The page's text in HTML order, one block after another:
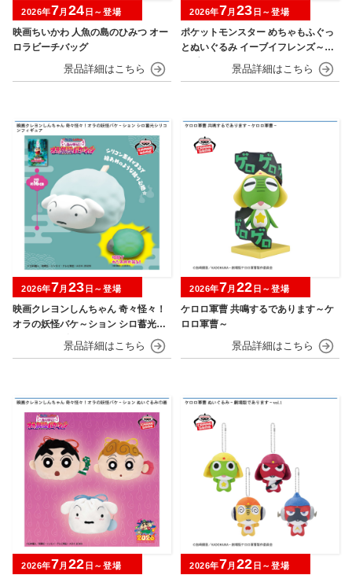
映画ちいかわ 人魚の島のひみつ オー
ロラビーチバッグ
2026年7月 24 日～登場
ポケットモンスター めちゃもふぐっ
とぬいぐるみ イーブイフレンズ～イ
ーブイ～おひるねver.
2026年7月 23 日～登場
映画クレヨンしんちゃん 奇々怪々！
オラの妖怪バケ～ション シロ蓄光シ
リコンフィギュア
2026年7月 23 日～登場
ケロロ軍曹 共鳴するであります～ケ
ロロ軍曹～
2026年7月 22 日～登場
2026年7月 22 日～登場 2026年7月 22 日～登場